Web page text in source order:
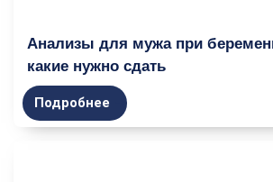
Анализы для мужа при
какие нужно сдать
Подробнее